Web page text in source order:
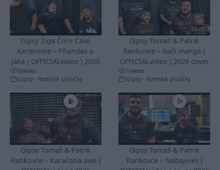
Gipsy Žiga Čore Čave
Kecerovce – Phandav o
jaka ( OFFICIALvideo ) 2026
0views
Gipsy - Romské písničky
03:07
Gipsy Tomaš & Patrik
Rankovce – Rači mange (
OFFICIALvideo ) 2026 cover
1views
Gipsy - Romské písničky
Gipsy Tomaš & Patrik
Rankovce – Karačona avel (
Gipsy Tomaš & Patrik
Rankovce – Nabajines (